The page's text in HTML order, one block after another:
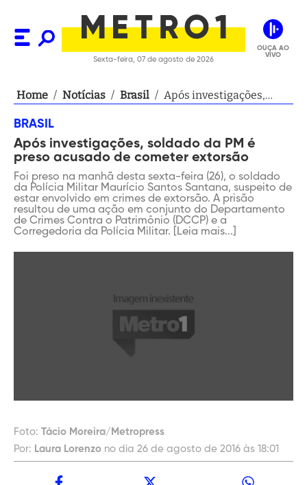
Sexta-feira, 07 de agosto de 2026
OUÇA AO
VIVO
Home / Notícias / Brasil / Após investigações,
extorsão
BRASIL
Após investigações, soldado da PM é
preso acusado de cometer extorsão
Foi preso na manhã desta sexta-feira (26), o soldado
da Polícia Militar Maurício Santos Santana, suspeito de
estar envolvido em crimes de extorsão. A prisão
resultou de uma ação em conjunto do Departamento
de Crimes Contra o Patrimônio (DCCP) e a
Corregedoria da Polícia Militar. [Leia mais...]
Foto: Tácio Moreira/Metropress
Por: Laura Lorenzo no dia 26 de agosto de 2016 às 18:01